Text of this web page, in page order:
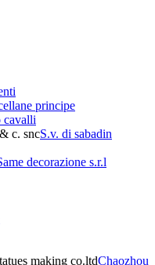
principe
cavalli
S.v. di sabadin
decorazione s.r.l
Chaozhou